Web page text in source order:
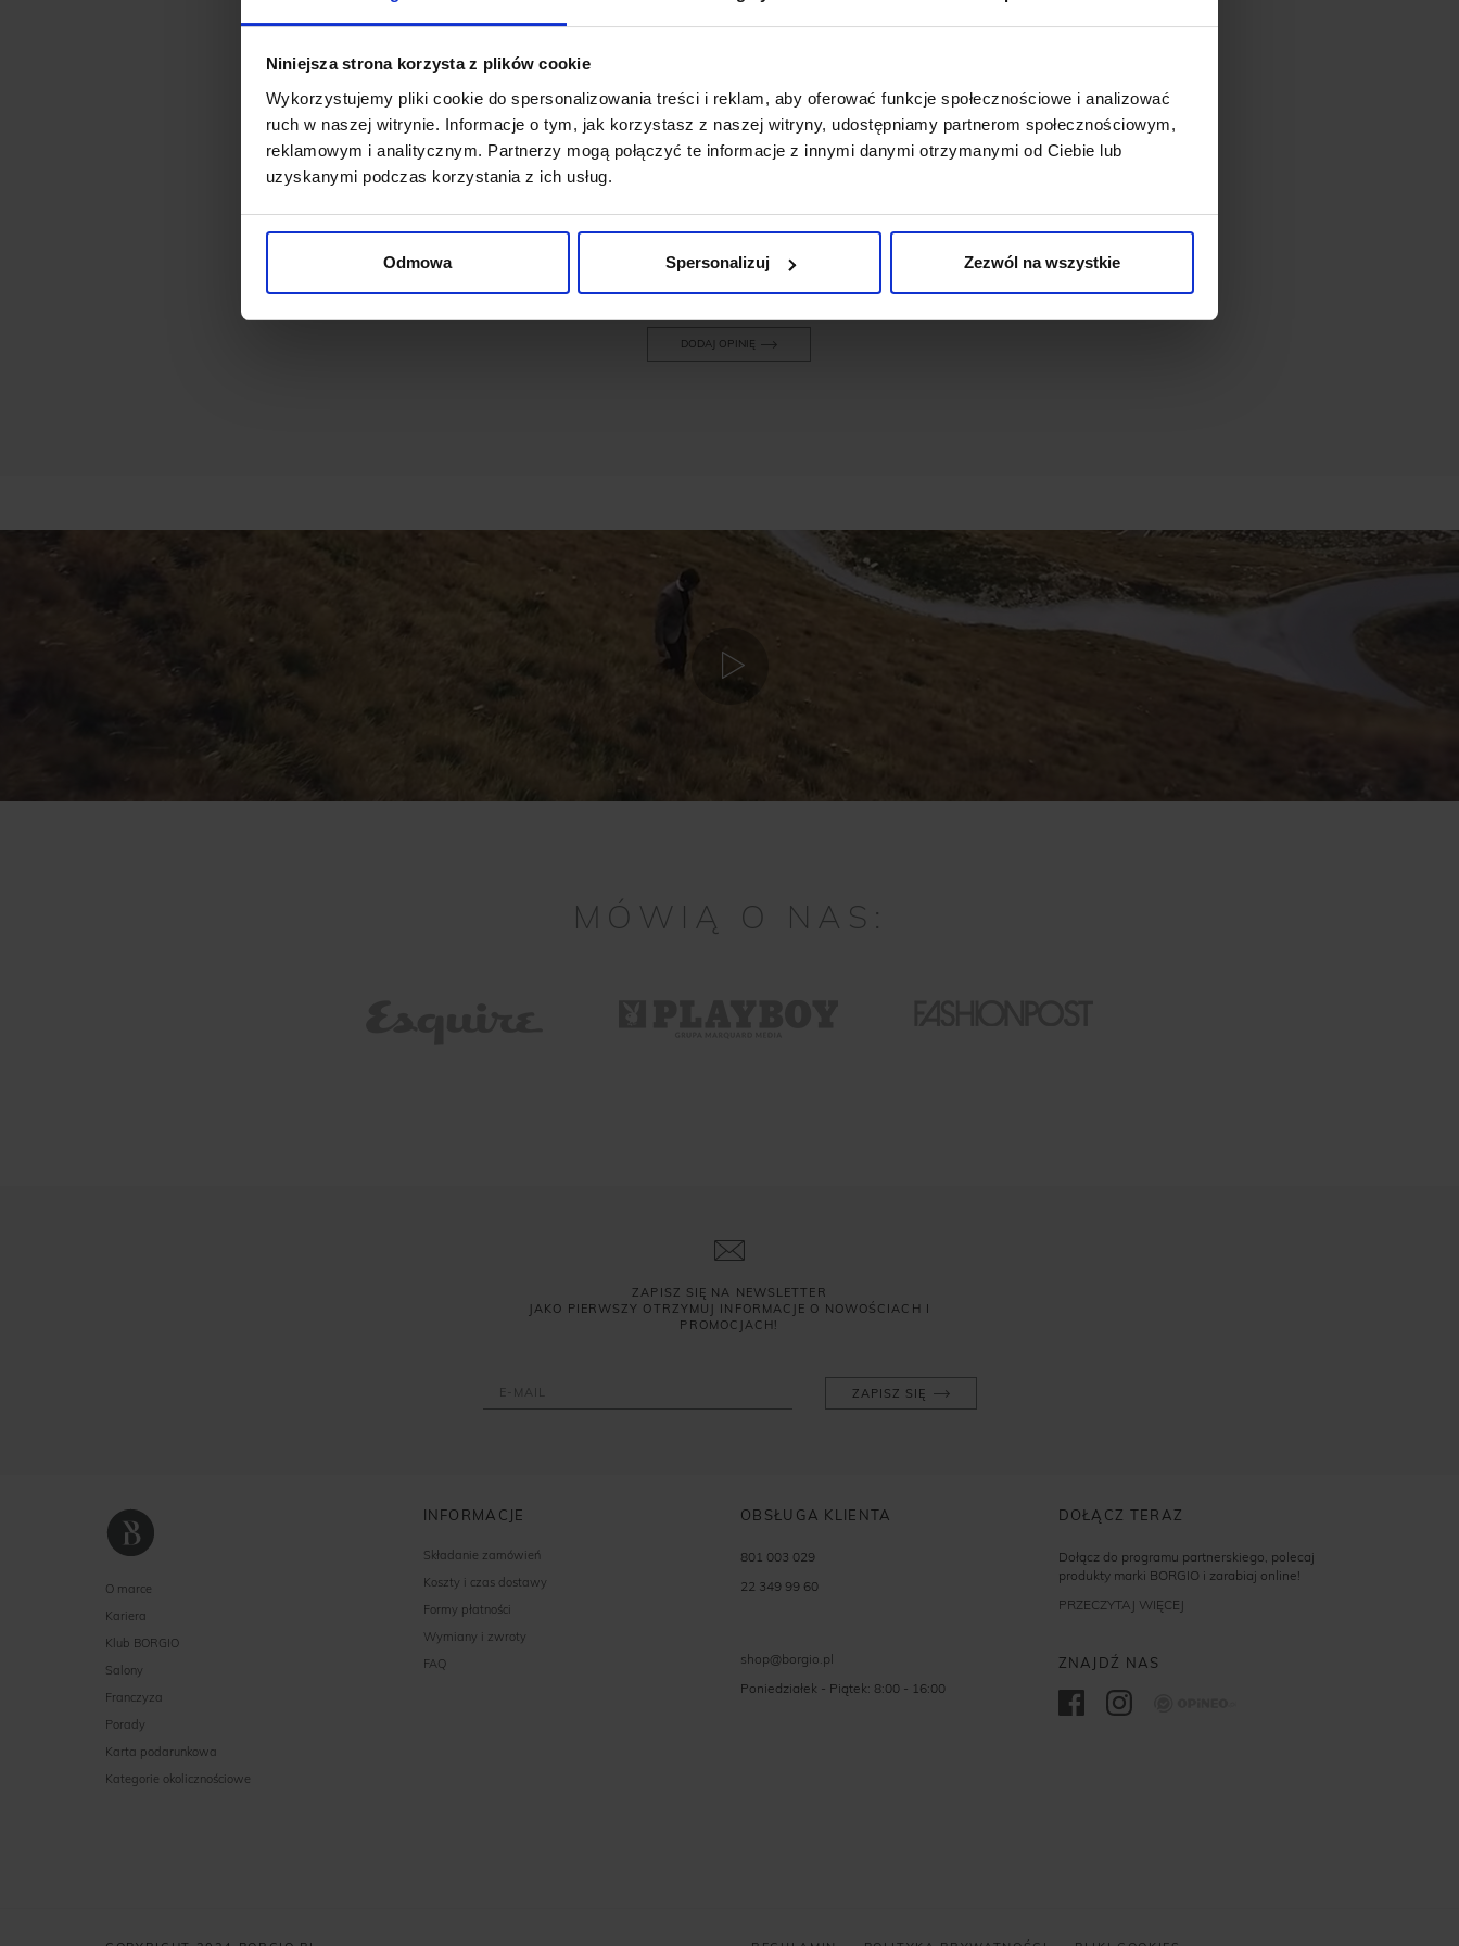
Niniejsza strona korzysta z plików cookie
Wykorzystujemy pliki cookie do spersonalizowania treści i reklam, aby oferować funkcje społecznościowe i analizować
ruch w naszej witrynie. Informacje o tym, jak korzystasz z naszej witryny, udostępniamy partnerom społecznościowym,
reklamowym i analitycznym. Partnerzy mogą połączyć te informacje z innymi danymi otrzymanymi od Ciebie lub
uzyskanymi podczas korzystania z ich usług.
Odmowa Spersonalizuj Zezwól na wszystkie
OPINIE O PRODUKCIE: TORBA
BRICHERASIO CZARNA
Ten produkt nie ma jeszcze opinii, dodaj opinię, bądź
pierwszy!
DODAJ OPINIĘ
MÓWIĄ O NAS:
ZAPISZ SIĘ NA NEWSLETTER
JAKO PIERWSZY OTRZYMUJ INFORMACJE O NOWOŚCIACH I
PROMOCJACH!
ZAPISZ SIĘ
O marce
Kariera
Klub BORGIO
Salony
Franczyza
Porady
Karta podarunkowa
Kategorie okolicznościowe
INFORMACJE
Składanie zamówień
Koszty i czas dostawy
Formy płatności
Wymiany i zwroty
FAQ
OBSŁUGA KLIENTA
801 003 029
22 349 99 60
shop@borgio.pl
Poniedziałek - Piątek: 8:00 - 16:00
DOŁĄCZ TERAZ
Dołącz do programu partnerskiego, polecaj
produkty marki BORGIO i zarabiaj online!
PRZECZYTAJ WIĘCEJ
ZNAJDŹ NAS